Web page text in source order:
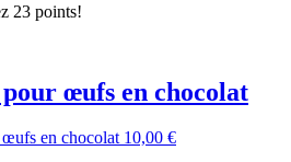
23 points!
œufs en chocolat
10,00 €